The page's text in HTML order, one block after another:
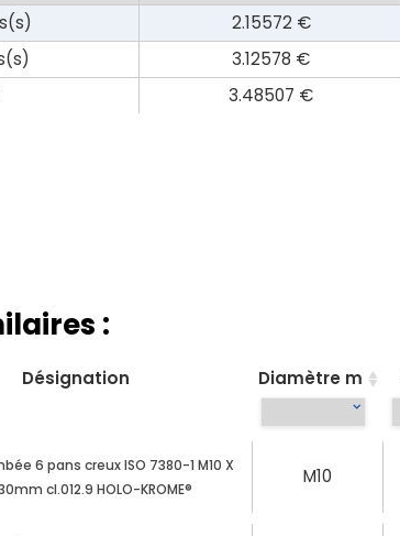
2.15572 €
3.12578 €
3.48507 €
:
Désignation Diamètre m
6 pans creux ISO 7380-1 M10 X
cl.012.9 HOLO-KROME®
M10